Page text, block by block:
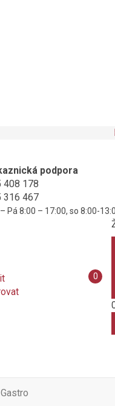
podpora
408 178
316 467
Pá 8:00 – 17:00, so 8:00-
Porovnání
0
Gastro